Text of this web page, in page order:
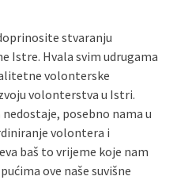
stvaranju
Istre. Hvala svim udrugama
volonterske
volonterstva u Istri.
posebno nama u
volontera i
baš to vrijeme koje nam
ove naše suvišne